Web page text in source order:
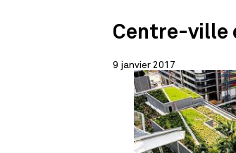
Centre-ville
9 janvier 2017